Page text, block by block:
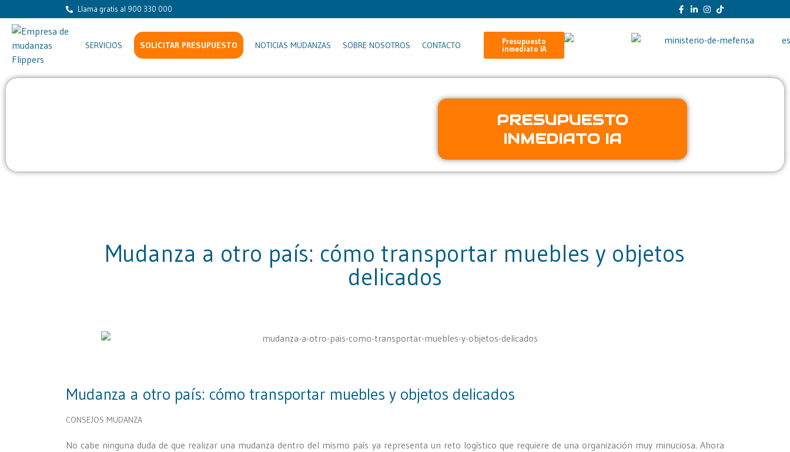
Llama gratis al 900 330 000
SERVICIOS SOLICITAR PRESUPUESTO NOTICIAS MUDANZAS SOBRE NOSOTROS CONTACTO
Presupuesto
inmediato IA
PRESUPUESTO
INMEDIATO IA
Mudanza a otro país: cómo transportar muebles y objetos
delicados
Mudanza a otro país: cómo transportar muebles y objetos delicados
CONSEJOS MUDANZA
No cabe ninguna duda de que realizar una mudanza dentro del mismo país ya representa un reto logístico que requiere de una organización muy minuciosa. Ahora